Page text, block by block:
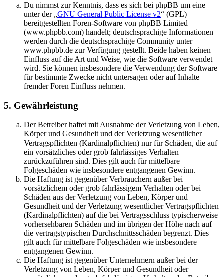
Du nimmst zur Kenntnis, dass es sich bei phpBB um eine
unter der „GNU General Public License v2“ (GPL)
bereitgestellten Foren-Software von phpBB Limited
(www.phpbb.com) handelt; deutschsprachige Informationen
werden durch die deutschsprachige Community unter
www.phpbb.de zur Verfügung gestellt. Beide haben keinen
Einfluss auf die Art und Weise, wie die Software verwendet
wird. Sie können insbesondere die Verwendung der Software
für bestimmte Zwecke nicht untersagen oder auf Inhalte
fremder Foren Einfluss nehmen.
5. Gewährleistung
Der Betreiber haftet mit Ausnahme der Verletzung von Leben,
Körper und Gesundheit und der Verletzung wesentlicher
Vertragspflichten (Kardinalpflichten) nur für Schäden, die auf
ein vorsätzliches oder grob fahrlässiges Verhalten
zurückzuführen sind. Dies gilt auch für mittelbare
Folgeschäden wie insbesondere entgangenen Gewinn.
Die Haftung ist gegenüber Verbrauchern außer bei
vorsätzlichem oder grob fahrlässigem Verhalten oder bei
Schäden aus der Verletzung von Leben, Körper und
Gesundheit und der Verletzung wesentlicher Vertragspflichten
(Kardinalpflichten) auf die bei Vertragsschluss typischerweise
vorhersehbaren Schäden und im übrigen der Höhe nach auf
die vertragstypischen Durchschnittsschäden begrenzt. Dies
gilt auch für mittelbare Folgeschäden wie insbesondere
entgangenen Gewinn.
Die Haftung ist gegenüber Unternehmern außer bei der
Verletzung von Leben, Körper und Gesundheit oder